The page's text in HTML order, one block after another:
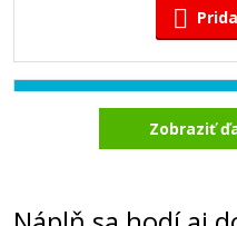
Kompatibilná
Zobraziť